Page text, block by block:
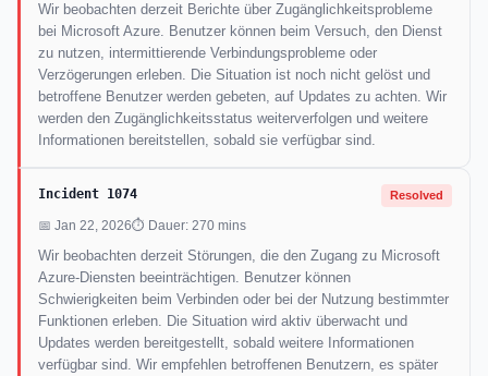
Wir beobachten derzeit Berichte über Zugänglichkeitsprobleme
bei Microsoft Azure. Benutzer können beim Versuch, den Dienst
zu nutzen, intermittierende Verbindungsprobleme oder
Verzögerungen erleben. Die Situation ist noch nicht gelöst und
betroffene Benutzer werden gebeten, auf Updates zu achten. Wir
werden den Zugänglichkeitsstatus weiterverfolgen und weitere
Informationen bereitstellen, sobald sie verfügbar sind.
Incident 1074 Resolved
📅 Jan 22, 2026⏱ Dauer: 270 mins
Wir beobachten derzeit Störungen, die den Zugang zu Microsoft
Azure-Diensten beeinträchtigen. Benutzer können
Schwierigkeiten beim Verbinden oder bei der Nutzung bestimmter
Funktionen erleben. Die Situation wird aktiv überwacht und
Updates werden bereitgestellt, sobald weitere Informationen
verfügbar sind. Wir empfehlen betroffenen Benutzern, es später